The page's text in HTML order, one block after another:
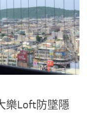
樂Loft防墜隱